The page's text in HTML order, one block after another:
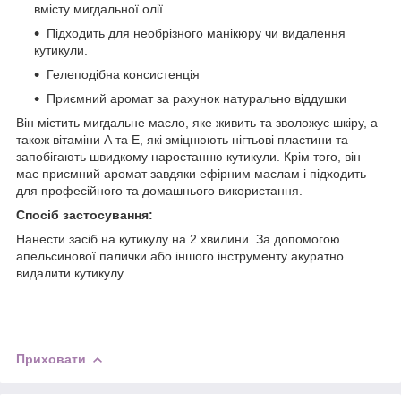
вмісту мигдальної олії.
Підходить для необрізного манікюру чи видалення
кутикули.
Гелеподібна консистенція
Приємний аромат за рахунок натурально віддушки
Він містить мигдальне масло, яке живить та зволожує шкіру, а
також вітаміни А та Е, які зміцнюють нігтьові пластини та
запобігають швидкому наростанню кутикули. Крім того, він
має приємний аромат завдяки ефірним маслам і підходить
для професійного та домашнього використання.
Спосіб застосування:
Нанести засіб на кутикулу на 2 хвилини. За допомогою
апельсинової палички або іншого інструменту акуратно
видалити кутикулу.
Приховати